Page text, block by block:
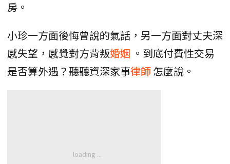
房。
小珍一方面後悔曾說的氣話，另一方面對丈夫深
感失望，感覺對方背叛婚姻 。到底付費性交易
是否算外遇？聽聽資深家事律師怎麼說。